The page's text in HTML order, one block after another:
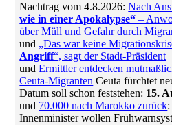
Nachtrag vom 4.8.2026:Nach
wie in einer Apokalypse“ –
über Müll und Gefahr durch
und „Das war keine
Angriff“, sagt der Stadt-Präsident
undErmittler entdecken
Ceuta-Migranten Ceuta fürchtet
Datum soll schon feststehen: 15.
und 70.000 nach Marokko zurück
Innenminister wollen